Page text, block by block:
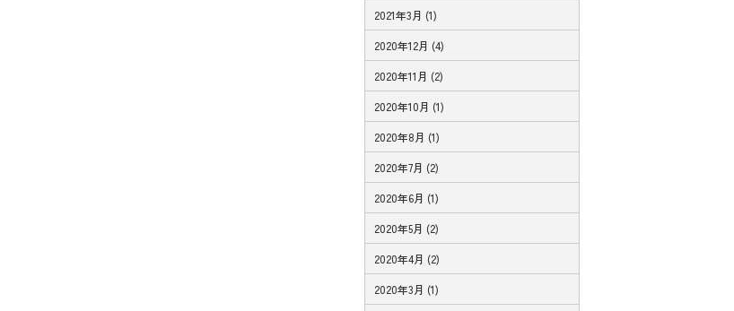
2021年3月 (1)
2020年12月 (4)
2020年11月 (2)
2020年10月 (1)
2020年8月 (1)
2020年7月 (2)
2020年6月 (1)
2020年5月 (2)
2020年4月 (2)
2020年3月 (1)